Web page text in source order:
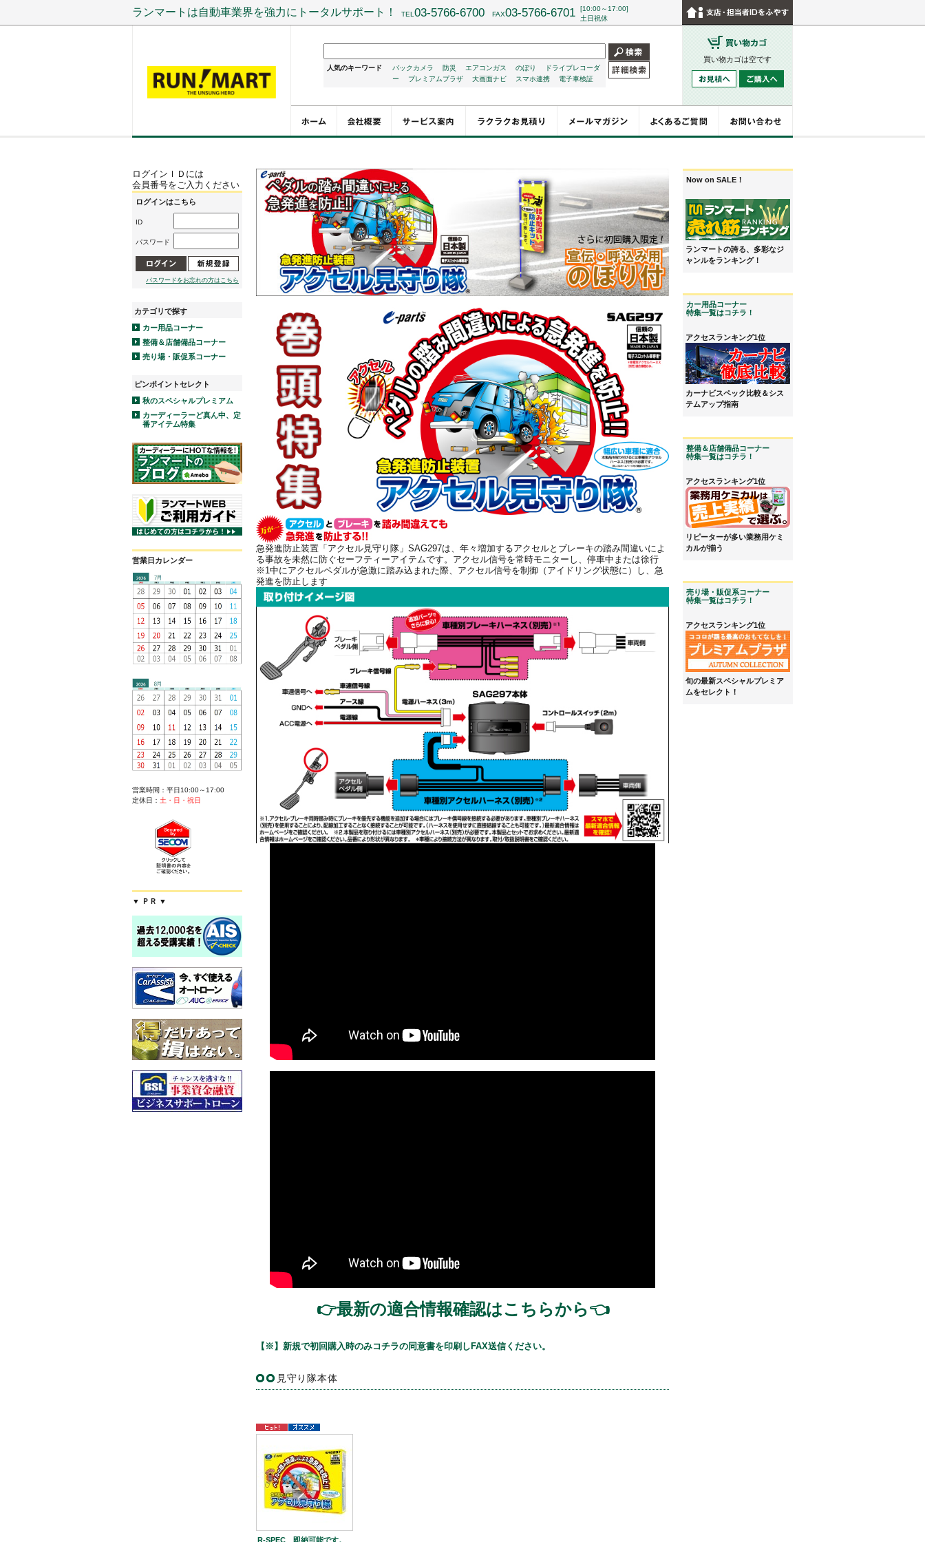
ランマートは自動車業界を強力にトータルサポート！ TEL 03-5766-6700 FAX03-5766-6701
[10:00～17:00]
土日祝休
人気のキーワード バックカメラ 防災 エアコンガス のぼり
ドライブレコーダ
ー
プレミアムプラザ 大画面ナビ スマホ連携 電子車検証
買い物カゴは空です
ログインＩＤには
会員番号をご入力ください
ログインはこちら
ID
パスワード
パスワードをお忘れの方はこちら
カテゴリで探す
カー用品コーナー
整備＆店舗備品コーナー
売り場・販促系コーナー
ピンポイントセレクト
秋のスペシャルプレミアム
カーディーラーど真ん中、定
番アイテム特集
営業日カレンダー
営業時間：平日10:00～17:00
定休日： 土・日・祝日
▼ ＰＲ ▼
急発進防止装置「アクセル見守り隊」SAG297は、年々増加するアクセルとブレーキの踏み間違いによ
る事故を未然に防ぐセーフティーアイテムです。アクセル信号を常時モニターし、停車中または徐行
※1中にアクセルペダルが急激に踏み込まれた際、アクセル信号を制御（アイドリング状態に）し、急
発進を防止します
👉最新の適合情報確認はこちらから👈
【※】新規で初回購入時のみコチラの同意書を印刷しFAX送信ください。
見守り隊本体
R-SPEC 即納可能です。
Now on SALE！
ランマートの誇る、多彩なジ
ャンルをランキング！
カー用品コーナー
特集一覧はコチラ！
アクセスランキング1位
カーナビスペック比較＆シス
テムアップ指南
整備＆店舗備品コーナー
特集一覧はコチラ！
アクセスランキング1位
リピーターが多い業務用ケミ
カルが揃う
売り場・販促系コーナー
特集一覧はコチラ！
アクセスランキング1位
旬の最新スペシャルプレミア
ムをセレクト！